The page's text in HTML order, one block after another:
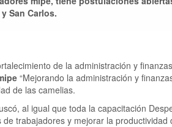
San Carlos.
de la administración y
“Mejorando la administración y
de las camelias.
al igual que toda la capacitación
trabajadores y mejorar la